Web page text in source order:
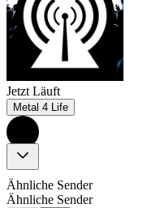
Jetzt Läuft
Metal 4 Life
Ähnliche Sender
Ähnliche Sender